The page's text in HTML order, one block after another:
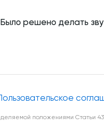
решено делать
положениями Статьи